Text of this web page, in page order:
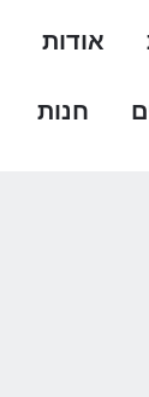
אודות
חנות